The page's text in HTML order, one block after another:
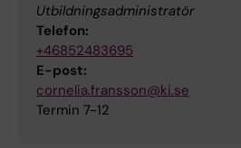
Utbildningsadministratör
Telefon:
+46852483695
E-post:
cornelia.fransson@ki.se
Termin 7-12